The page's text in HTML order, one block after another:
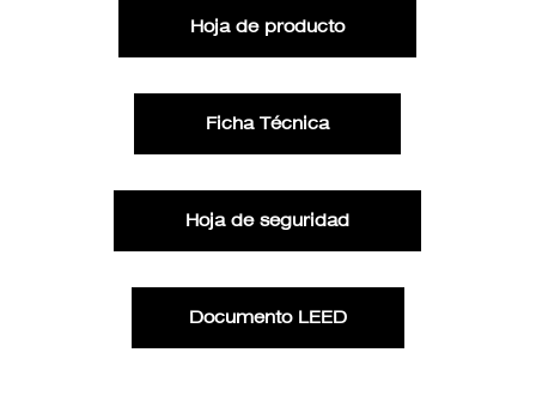
Hoja de producto
Ficha Técnica
Hoja de seguridad
Documento LEED